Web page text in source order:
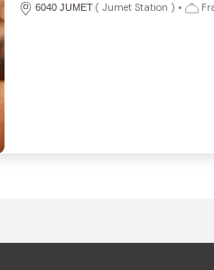
6040 JUMET ( Jumet Station ) •